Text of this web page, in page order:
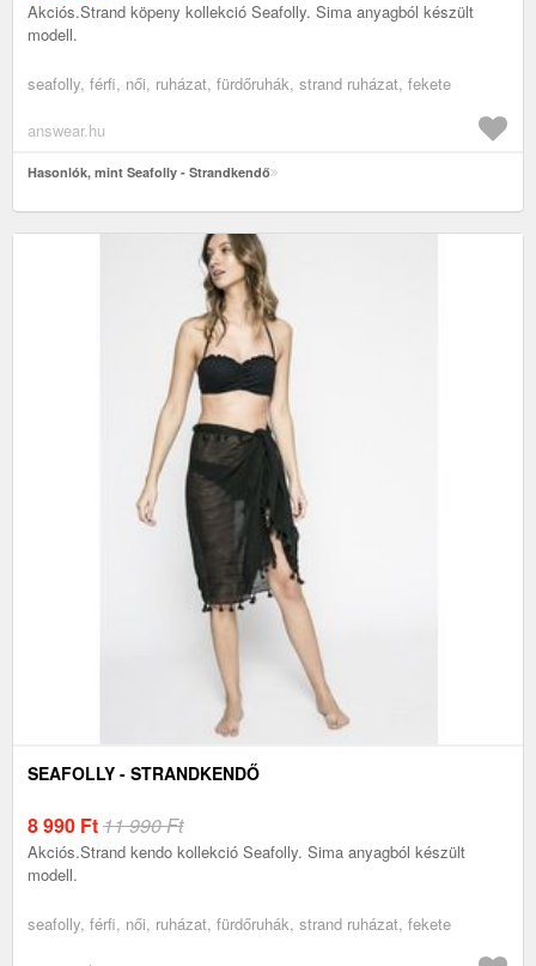
Akciós.Strand köpeny kollekció Seafolly. Sima anyagból készült
modell.
seafolly, férfi, női, ruházat, fürdőruhák, strand ruházat, fekete
answear.hu
Hasonlók, mint Seafolly - Strandkendő
SEAFOLLY - STRANDKENDŐ
8 990 Ft11 990 Ft
Akciós.Strand kendo kollekció Seafolly. Sima anyagból készült
modell.
seafolly, férfi, női, ruházat, fürdőruhák, strand ruházat, fekete